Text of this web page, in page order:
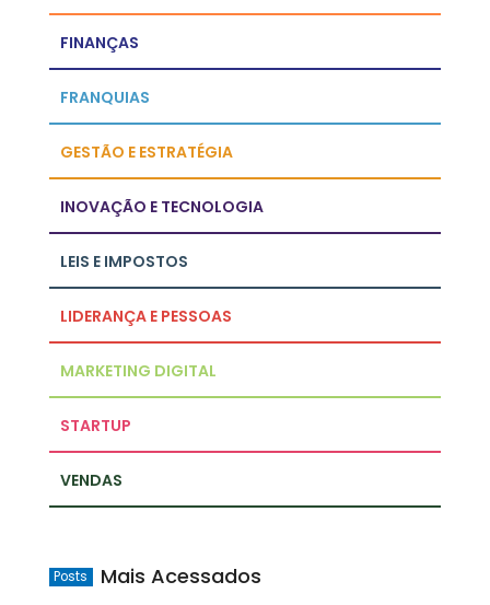
FINANÇAS
FRANQUIAS
GESTÃO E ESTRATÉGIA
INOVAÇÃO E TECNOLOGIA
LEIS E IMPOSTOS
LIDERANÇA E PESSOAS
MARKETING DIGITAL
STARTUP
VENDAS
Posts Mais Acessados